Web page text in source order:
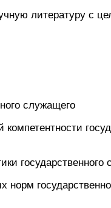
литературу с
служащего
государственного